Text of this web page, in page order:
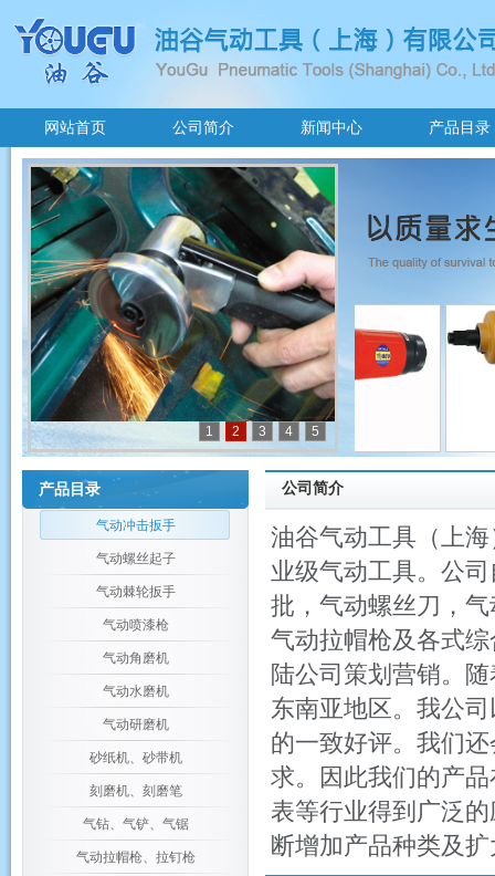
网站首页 公司简介 新闻中心 产品目录
1 2 3 4 5
产品目录
气动冲击扳手
气动螺丝起子
气动棘轮扳手
气动喷漆枪
气动角磨机
气动水磨机
气动研磨机
砂纸机、砂带机
刻磨机、刻磨笔
气钻、气铲、气锯
气动拉帽枪、拉钉枪
公司简介
油谷气动工具（上
业级气动工具。公
批，气动螺丝刀，
气动拉帽枪及各式
陆公司策划营销。
东南亚地区。我公
的一致好评。我们
求。因此我们的产
表等行业得到广泛
断增加产品种类及